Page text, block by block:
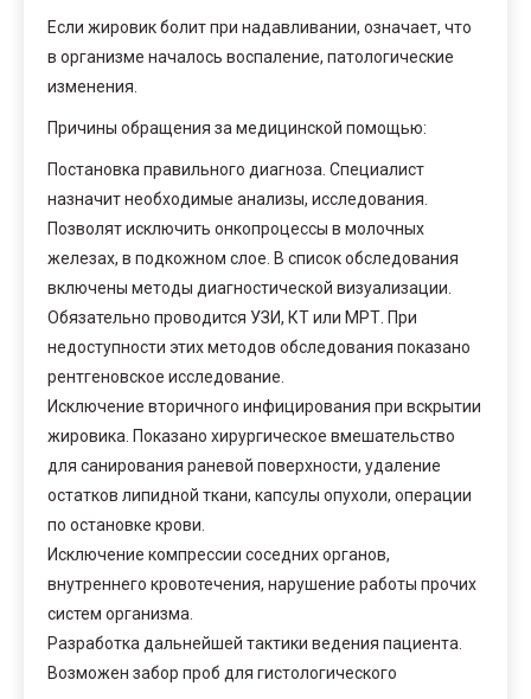
Если жировик болит при надавливании, означает, что
в организме началось воспаление, патологические
изменения.
Причины обращения за медицинской помощью:
Постановка правильного диагноза. Специалист
назначит необходимые анализы, исследования.
Позволят исключить онкопроцессы в молочных
железах, в подкожном слое. В список обследования
включены методы диагностической визуализации.
Обязательно проводится УЗИ, КТ или МРТ. При
недоступности этих методов обследования показано
рентгеновское исследование.
Исключение вторичного инфицирования при вскрытии
жировика. Показано хирургическое вмешательство
для санирования раневой поверхности, удаление
остатков липидной ткани, капсулы опухоли, операции
по остановке крови.
Исключение компрессии соседних органов,
внутреннего кровотечения, нарушение работы прочих
систем организма.
Разработка дальнейшей тактики ведения пациента.
Возможен забор проб для гистологического